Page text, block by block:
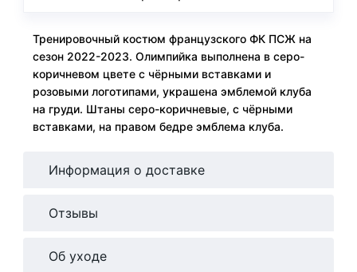
Тренировочный костюм французского ФК ПСЖ на
сезон 2022-2023. Олимпийка выполнена в серо-
коричневом цвете с чёрными вставками и
розовыми логотипами, украшена эмблемой клуба
на груди. Штаны серо-коричневые, с чёрными
вставками, на правом бедре эмблема клуба.
Информация о доставке
Отзывы
Об уходе